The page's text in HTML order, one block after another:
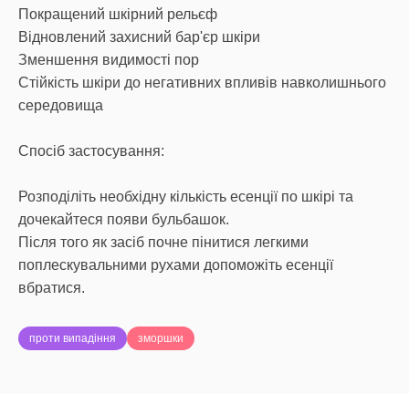
Покращений шкірний рельєф
Відновлений захисний бар'єр шкіри
Зменшення видимості пор
Стійкість шкіри до негативних впливів навколишнього
середовища
Спосіб застосування:
Розподіліть необхідну кількість есенції по шкірі та
дочекайтеся появи бульбашок.
Після того як засіб почне пінитися легкими
поплескувальними рухами допоможіть есенції
вбратися.
проти випадіння зморшки